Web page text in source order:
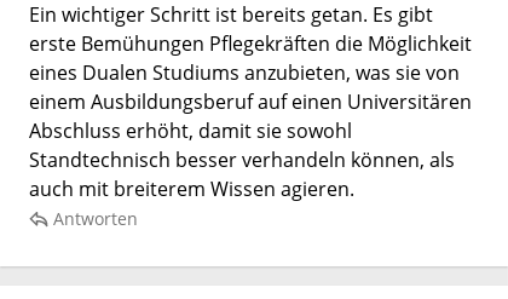
Ein wichtiger Schritt ist bereits getan. Es gibt
erste Bemühungen Pflegekräften die Möglichkeit
eines Dualen Studiums anzubieten, was sie von
einem Ausbildungsberuf auf einen Universitären
Abschluss erhöht, damit sie sowohl
Standtechnisch besser verhandeln können, als
auch mit breiterem Wissen agieren.
Antworten